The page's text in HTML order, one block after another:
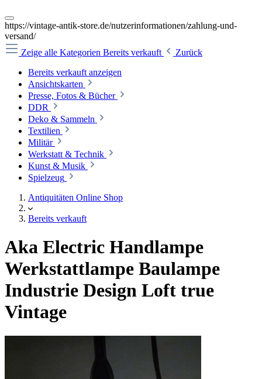
https://vintage-antik-store.de/nutzerinformationen/zahlung-und-
versand/
Zeige alle Kategorien Bereits verkauft
Zurück
Bereits verkauft anzeigen
Ansichtskarten
Presse, Fotos & Bücher
DDR
Deko & Sammeln
Textilien
Militär
Werkstatt & Technik
Kunst & Musik
Spielzeug
Antiquitäten Online Shop
Bereits verkauft
Aka Electric Handlampe
Werkstattlampe Baulampe
Industrie Design Loft true
Vintage